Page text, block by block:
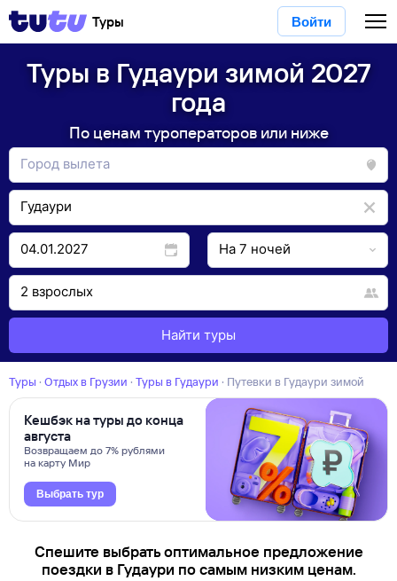
Туры Войти
Туры в Гудаури зимой 2027
года
По ценам туроператоров или ниже
Найти туры
Туры · Отдых в Грузии · Туры в Гудаури · Путевки в Гудаури зимой
Кешбэк на туры до конца
августа
Возвращаем до 7% рублями
на карту Мир
Выбрать тур
Спешите выбрать оптимальное предложение
поездки в Гудаури по самым низким ценам.